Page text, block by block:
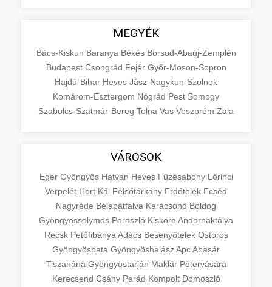
MEGYÉK
Bács-Kiskun Baranya Békés Borsod-Abaúj-Zemplén
Budapest Csongrád Fejér Győr-Moson-Sopron
Hajdú-Bihar Heves Jász-Nagykun-Szolnok
Komárom-Esztergom Nógrád Pest Somogy
Szabolcs-Szatmár-Bereg Tolna Vas Veszprém Zala
VÁROSOK
Eger Gyöngyös Hatvan Heves Füzesabony Lőrinci
Verpelét Hort Kál Felsőtárkány Erdőtelek Ecséd
Nagyréde Bélapátfalva Karácsond Boldog
Gyöngyössolymos Poroszló Kisköre Andornaktálya
Recsk Petőfibánya Adács Besenyőtelek Ostoros
Gyöngyöspata Gyöngyöshalász ApcAbasár
Tiszanána Gyöngyöstarján Maklár Pétervására
Kerecsend Csány Parád Kompolt Domoszló